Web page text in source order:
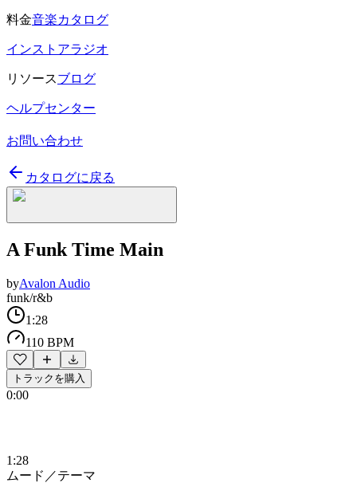
料金音楽カタログ
インストアラジオ
リソースブログ
ヘルプセンター
お問い合わせ
カタログに戻る
A Funk Time Main
byAvalon Audio
funk/r&b
1:28
110 BPM
トラックを購入
0:00
1:28
ムード／テーマ